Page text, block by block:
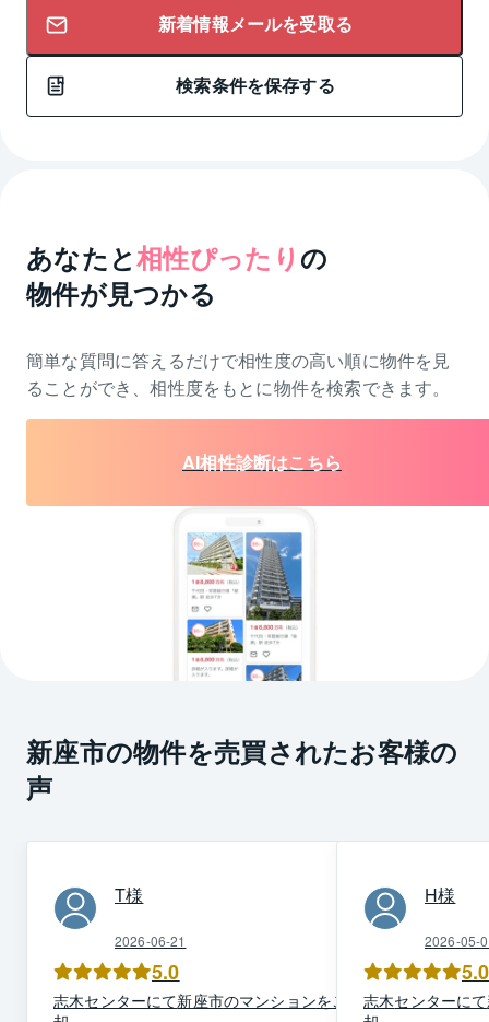
新着情報メールを受取る
検索条件を保存する
あなたと相性ぴったり の
物件が見つかる
簡単な質問に答えるだけで相性度の高い順に物件を 見
ることができ、相性度をもとに物件を検索できます。
AI相性診断はこちら
新座市の物件を売買されたお客様の
声
T様
2026-06-21
5.0
志木センターにて新座市のマンションをご売
H様
2026-05-
5.0
志木センターにて